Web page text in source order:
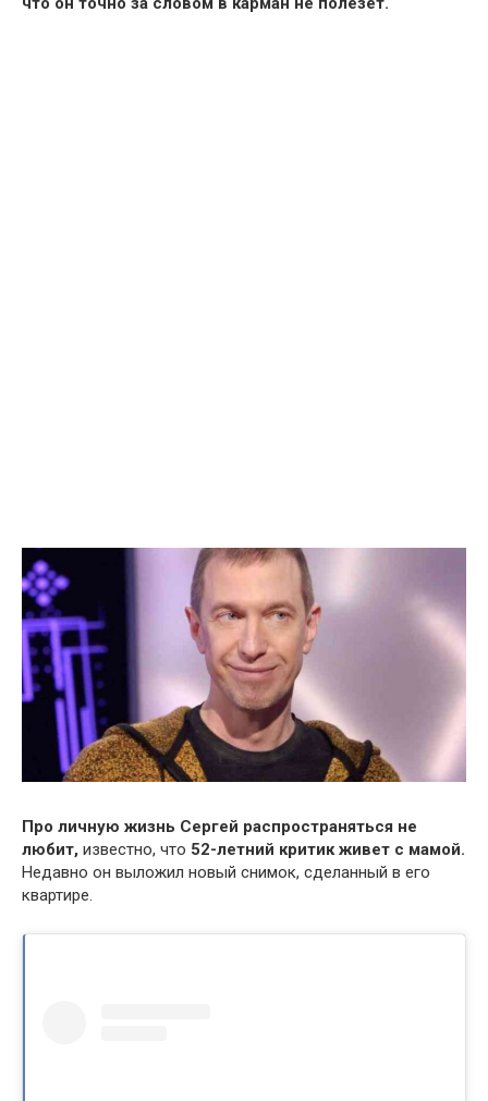
Про личную жизнь Сергей распространяться не
любит, известно, что 52-летний критик живет с мамой.
Недавно он выложил новый снимок, сделанный в его
квартире.